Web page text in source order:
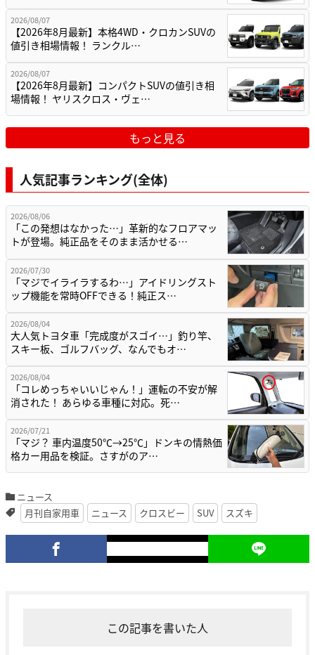
2026/08/07
【2026年8月最新】本格4WD・クロカンSUVの
値引き相場情報！ ランクル…
2026/08/07
【2026年8月最新】コンパクトSUVの値引き相
場情報！ ヤリスクロス・ヴェ…
もっと見る
人気記事ランキング(全体)
2026/08/06
「この発想はなかった…」革新的なフロアマッ
トが登場。純正品をそのまま活かせる…
2026/07/30
「マジでイライラするわ…」アイドリングスト
ップ機能を常時OFFできる！純正ス…
2026/08/04
大人気トヨタ車「完成度がスゴイ…」釣り竿、
スキー板、ゴルフバッグ、なんでもオ…
2026/08/04
「コレめっちゃいいじゃん！」運転の不安が解
消された！ あらゆる車種に対応。死…
2026/07/21
「マジ？ 車内温度50℃→25℃」ドンキの情熱価
格カー用品を検証。さすがのア…
ニュース
月刊自家用車
ニュース クロスビー SUV スズキ
この記事を書いた人